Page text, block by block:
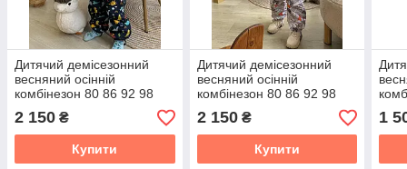
Дитячий демісезонний
весняний осінній
комбінезон 80 86 92 98
комбінезон з капюшоном
2 150 ₴
Купити
Дитячий демісезонний
весняний осінній
комбінезон 80 86 92 98
комбінезон з капюшоном
2 150₴
Купити
1